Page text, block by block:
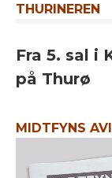
THURINEREN
Fra 5. sal i
på Thurø
MIDTFYNS